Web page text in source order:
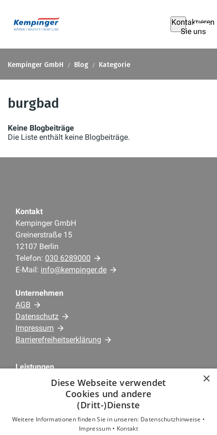
Kontaktieren
Sie uns
Kempinger GmbH Blog Kategorie
burgbad
Keine Blogbeiträge
Die Liste enthält keine Blogbeiträge.
Kontakt
Kempinger GmbH
Greinerstraße 15
12107 Berlin
Telefon: 030 6289000
E-Mail: info@kempinger.de
Unternehmen
AGB
Datenschutz
Impressum
Barrierefreiheitserklärung
Leistungen
Kundenservice
×
Diese Webseite verwendet
Cookies und andere
(Dritt-)Dienste
Weitere Informationen finden Sie in unseren: Datenschutzhinweise •
Impressum • Kontakt